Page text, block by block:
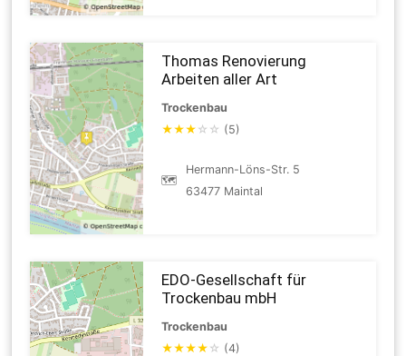
Thomas Renovierung
Arbeiten aller Art
Trockenbau
★★★ ☆ ☆ (5)
🗺
Hermann-Löns-Str. 5
63477 Maintal
EDO-Gesellschaft für
Trockenbau mbH
Trockenbau
★★★★ ☆ (4)